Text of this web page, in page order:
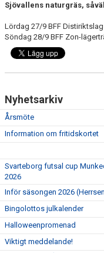
Sjövallens naturgräs,
Lördag 27/9 BFF
Söndag 28/9 BFF Zon-
Nyhetsarkiv
Årsmöte
Information om fritidskortet
Svarteborg futsal cup
2026
Inför säsongen 2026
Bingolottos julkalender
Halloweenpromenad
Viktigt meddelande!